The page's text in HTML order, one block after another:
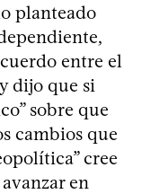
planteado
entre el
dijo que si
sobre que
cambios que
cree
en